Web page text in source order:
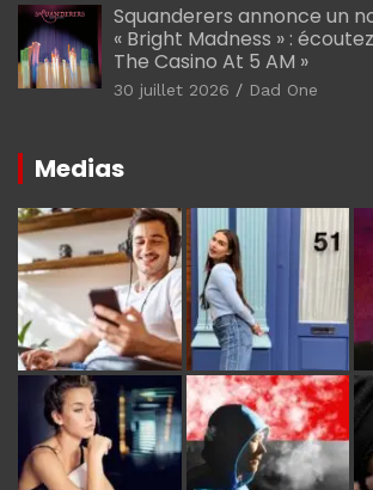
Squanderers annonce un
« Bright Madness » :
The Casino At 5 AM »
30 juillet 2026 Dad One
Medias